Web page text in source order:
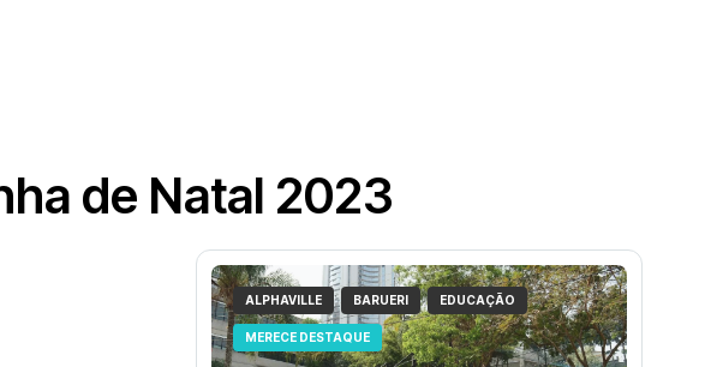
de Natal 2023
ALPHAVILLE BARUERI EDUCAÇÃO
MERECE DESTAQUE